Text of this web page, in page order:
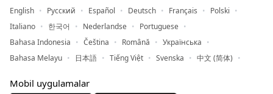
English Русский Español Deutsch Français
Polski
Italiano
한국어 Nederlandse
Portuguese
Bahasa Indonesia
Čeština Română
Українська
Bahasa Melayu
日本語 Tiếng Việt Svenska 中文 (简体)
Mobil uygulamalar